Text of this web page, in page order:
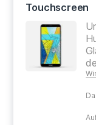
Touchscreen